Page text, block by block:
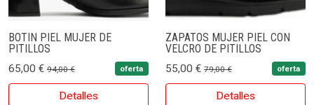
BOTIN PIEL MUJER DE
PITILLOS
65,00 € 94,00 € oferta
Detalles
ZAPATOS MUJER PIEL CON
VELCRO DE PITILLOS
55,00 € 79,00 € oferta
Detalles